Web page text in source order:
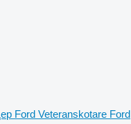
Ford Veteranskotare Ford